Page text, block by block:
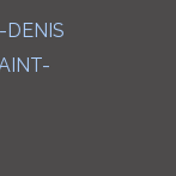
DENIS